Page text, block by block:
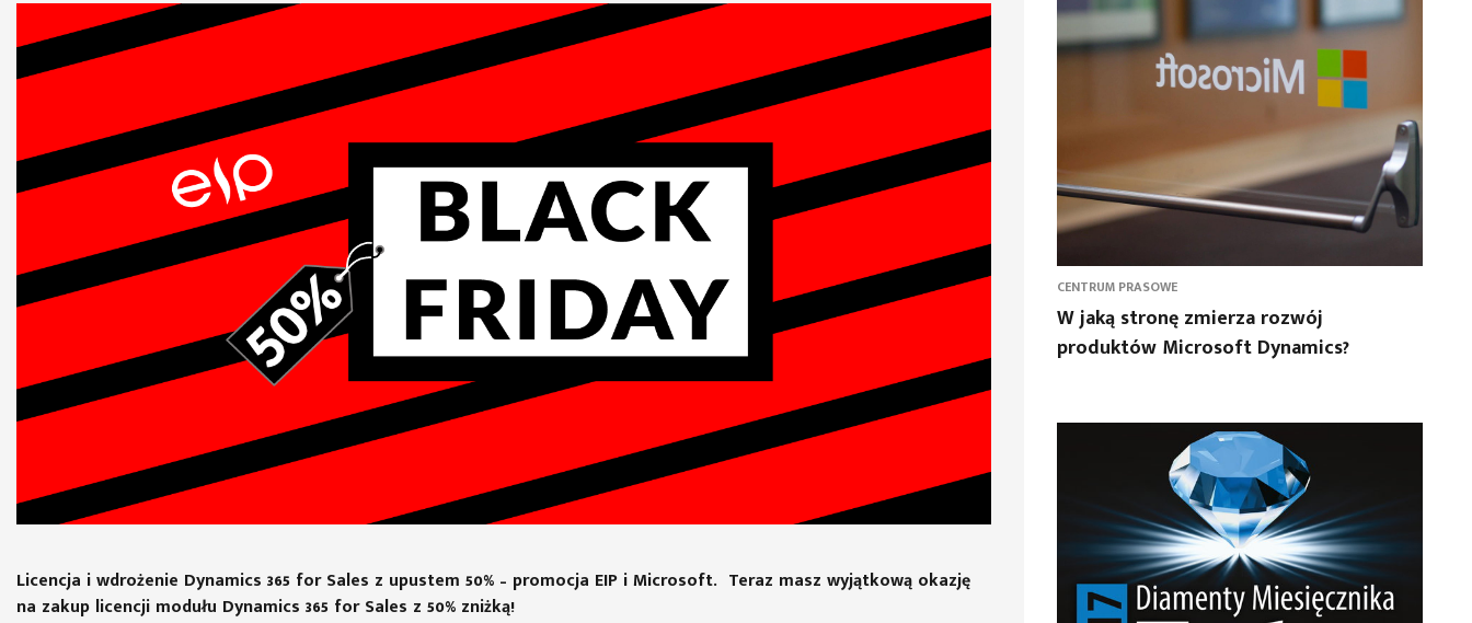
Licencja i wdrożenie Dynamics 365 for Sales z upustem 50% – promocja EIP i Microsoft. Teraz masz wyjątkową okazję
na zakup licencji modułu Dynamics 365 for Sales z 50% zniżką!
CENTRUM PRASOWE
W jaką stronę zmierza rozwój
produktów Microsoft Dynamics?